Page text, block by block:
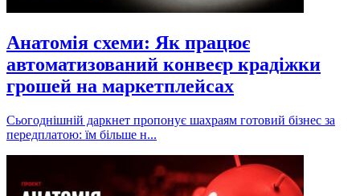
Анатомія схеми: Як працює
автоматизований конвеєр крадіжки
грошей на маркетплейсах
Сьогоднішній даркнет пропонує шахраям готовий бізнес за
передплатою: їм більше н...